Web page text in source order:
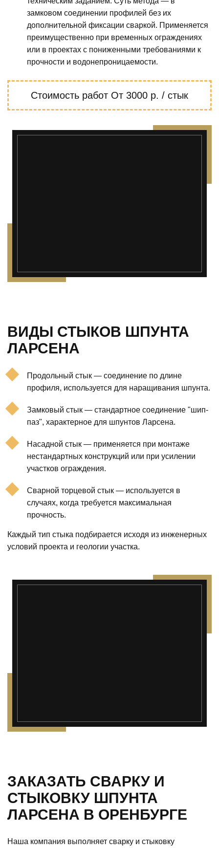
замковом соединении профилей без их
дополнительной фиксации сваркой. Применяется
преимущественно при временных ограждениях
или в проектах с пониженными требованиями к
прочности и водонепроницаемости.
Стоимость работ От 3000 р. / стык
');">
ВИДЫ СТЫКОВ ШПУНТА
ЛАРСЕНА
Продольный стык — соединение по длине
профиля, используется для наращивания шпунта.
Замковый стык — стандартное соединение "шип-
паз", характерное для шпунтов Ларсена.
Насадной стык — применяется при монтаже
нестандартных конструкций или при усилении
участков ограждения.
Сварной торцевой стык — используется в
случаях, когда требуется максимальная
прочность.
Каждый тип стыка подбирается исходя из инженерных
условий проекта и геологии участка.
');">
ЗАКАЗАТЬ СВАРКУ И
СТЫКОВКУ ШПУНТА
ЛАРСЕНА В ОРЕНБУРГЕ
Наша компания выполняет сварку и стыковку